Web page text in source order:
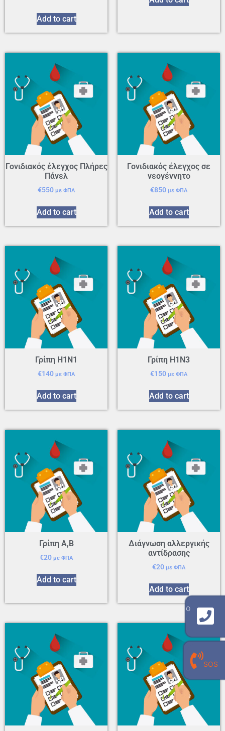
Add to cart
Γονιδιακός έλεγχος Πλήρες
Πάνελ
€550 με ΦΠΑ
Add to cart
Γονιδιακός έλεγχος σε
νεογέννητο
€850 με ΦΠΑ
Add to cart
Γρίπη Η1Ν1
€140 με ΦΠΑ
Add to cart
Γρίπη Η1Ν3
€150 με ΦΠΑ
Add to cart
Γρίπη Α,Β
€20 με ΦΠΑ
Add to cart
Διάγνωση αλλεργικής
αντίδρασης
€20 με ΦΠΑ
Add to cart
γραμμή επικοινωνίας με το εργαστήριο
210 940 8909
γραμμή επικοινωνίας με τον
προσωπικό σου εργαστηριακό γιατρό
210 940 0496
SOS